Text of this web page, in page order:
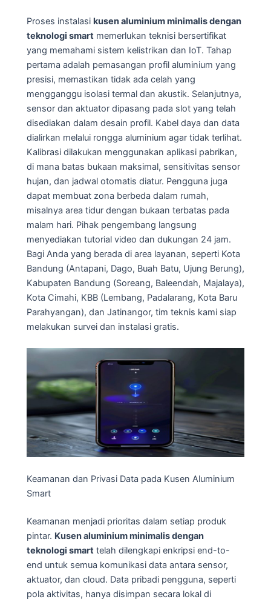
Proses instalasi kusen aluminium minimalis dengan
teknologi smart memerlukan teknisi bersertifikat
yang memahami sistem kelistrikan dan IoT. Tahap
pertama adalah pemasangan profil aluminium yang
presisi, memastikan tidak ada celah yang
mengganggu isolasi termal dan akustik. Selanjutnya,
sensor dan aktuator dipasang pada slot yang telah
disediakan dalam desain profil. Kabel daya dan data
dialirkan melalui rongga aluminium agar tidak terlihat.
Kalibrasi dilakukan menggunakan aplikasi pabrikan,
di mana batas bukaan maksimal, sensitivitas sensor
hujan, dan jadwal otomatis diatur. Pengguna juga
dapat membuat zona berbeda dalam rumah,
misalnya area tidur dengan bukaan terbatas pada
malam hari. Pihak pengembang langsung
menyediakan tutorial video dan dukungan 24 jam.
Bagi Anda yang berada di area layanan, seperti Kota
Bandung (Antapani, Dago, Buah Batu, Ujung Berung),
Kabupaten Bandung (Soreang, Baleendah, Majalaya),
Kota Cimahi, KBB (Lembang, Padalarang, Kota Baru
Parahyangan), dan Jatinangor, tim teknis kami siap
melakukan survei dan instalasi gratis.
Keamanan dan Privasi Data pada Kusen Aluminium
Smart
Keamanan menjadi prioritas dalam setiap produk
pintar. Kusen aluminium minimalis dengan
teknologi smart telah dilengkapi enkripsi end-to-
end untuk semua komunikasi data antara sensor,
aktuator, dan cloud. Data pribadi pengguna, seperti
pola aktivitas, hanya disimpan secara lokal di